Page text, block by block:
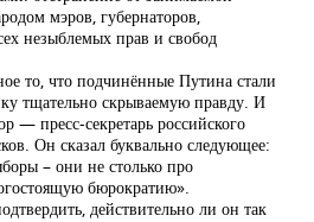
мэров, губернаторов,
незыблемых прав и свобод
то, что подчинённые Путина стали
тщательно скрываемую правду. И
— пресс-секретарь российского
Он сказал буквально следующее:
– они не столько про
бюрократию».
действительно ли он так